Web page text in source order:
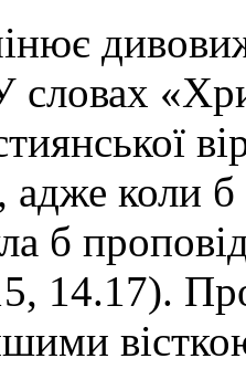
словах
адже коли
б
14.17).